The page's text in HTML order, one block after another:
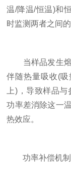
温/降温/恒温)和
时监测两者之间
当样品发生熔
伴随热量吸收(
上)，导致样品
功率差消除这一
热效应。
功率补偿机制